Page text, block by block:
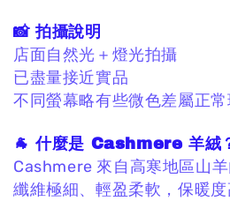
📸 拍攝說明
店面自然光＋燈光拍攝
已盡量接近實品
不同螢幕略有些微色差屬正常
🐐 什麼是 Cashmere 羊絨
Cashmere 來自高寒地區山羊
纖維極細、輕盈柔軟，保暖度